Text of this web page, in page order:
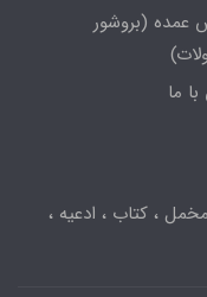
عمده (بروشور
ما
، کتاب ، ادعیه ،